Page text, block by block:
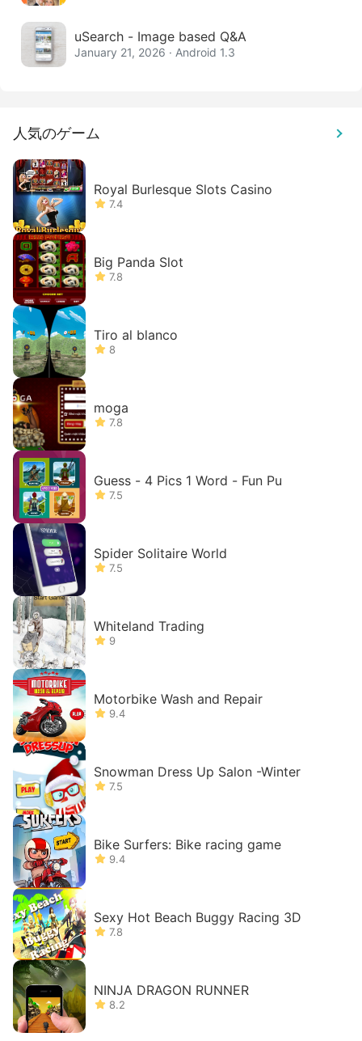
uSearch - Image based Q&A
January 21, 2026 · Android 1.3
人気のゲーム
Royal Burlesque Slots Casino
7.4
Big Panda Slot
7.8
Tiro al blanco
8
moga
7.8
Guess - 4 Pics 1 Word - Fun Pu
7.5
Spider Solitaire World
7.5
Whiteland Trading
9
Motorbike Wash and Repair
9.4
Snowman Dress Up Salon -Winter
7.5
Bike Surfers: Bike racing game
9.4
Sexy Hot Beach Buggy Racing 3D
7.8
NINJA DRAGON RUNNER
8.2